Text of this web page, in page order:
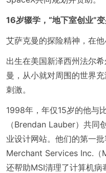
16岁辍学，“地下室创业”
艾萨克曼的探险精神，在他
出生在美国新泽西州法尔
曼，从小就对周围的世界
刺激。
1998年，年仅15岁的他与
（Brendan Lauber）共同
业设计网站。他们的第一
Merchant Services Inc.（
还帮助MSI清理了计算机